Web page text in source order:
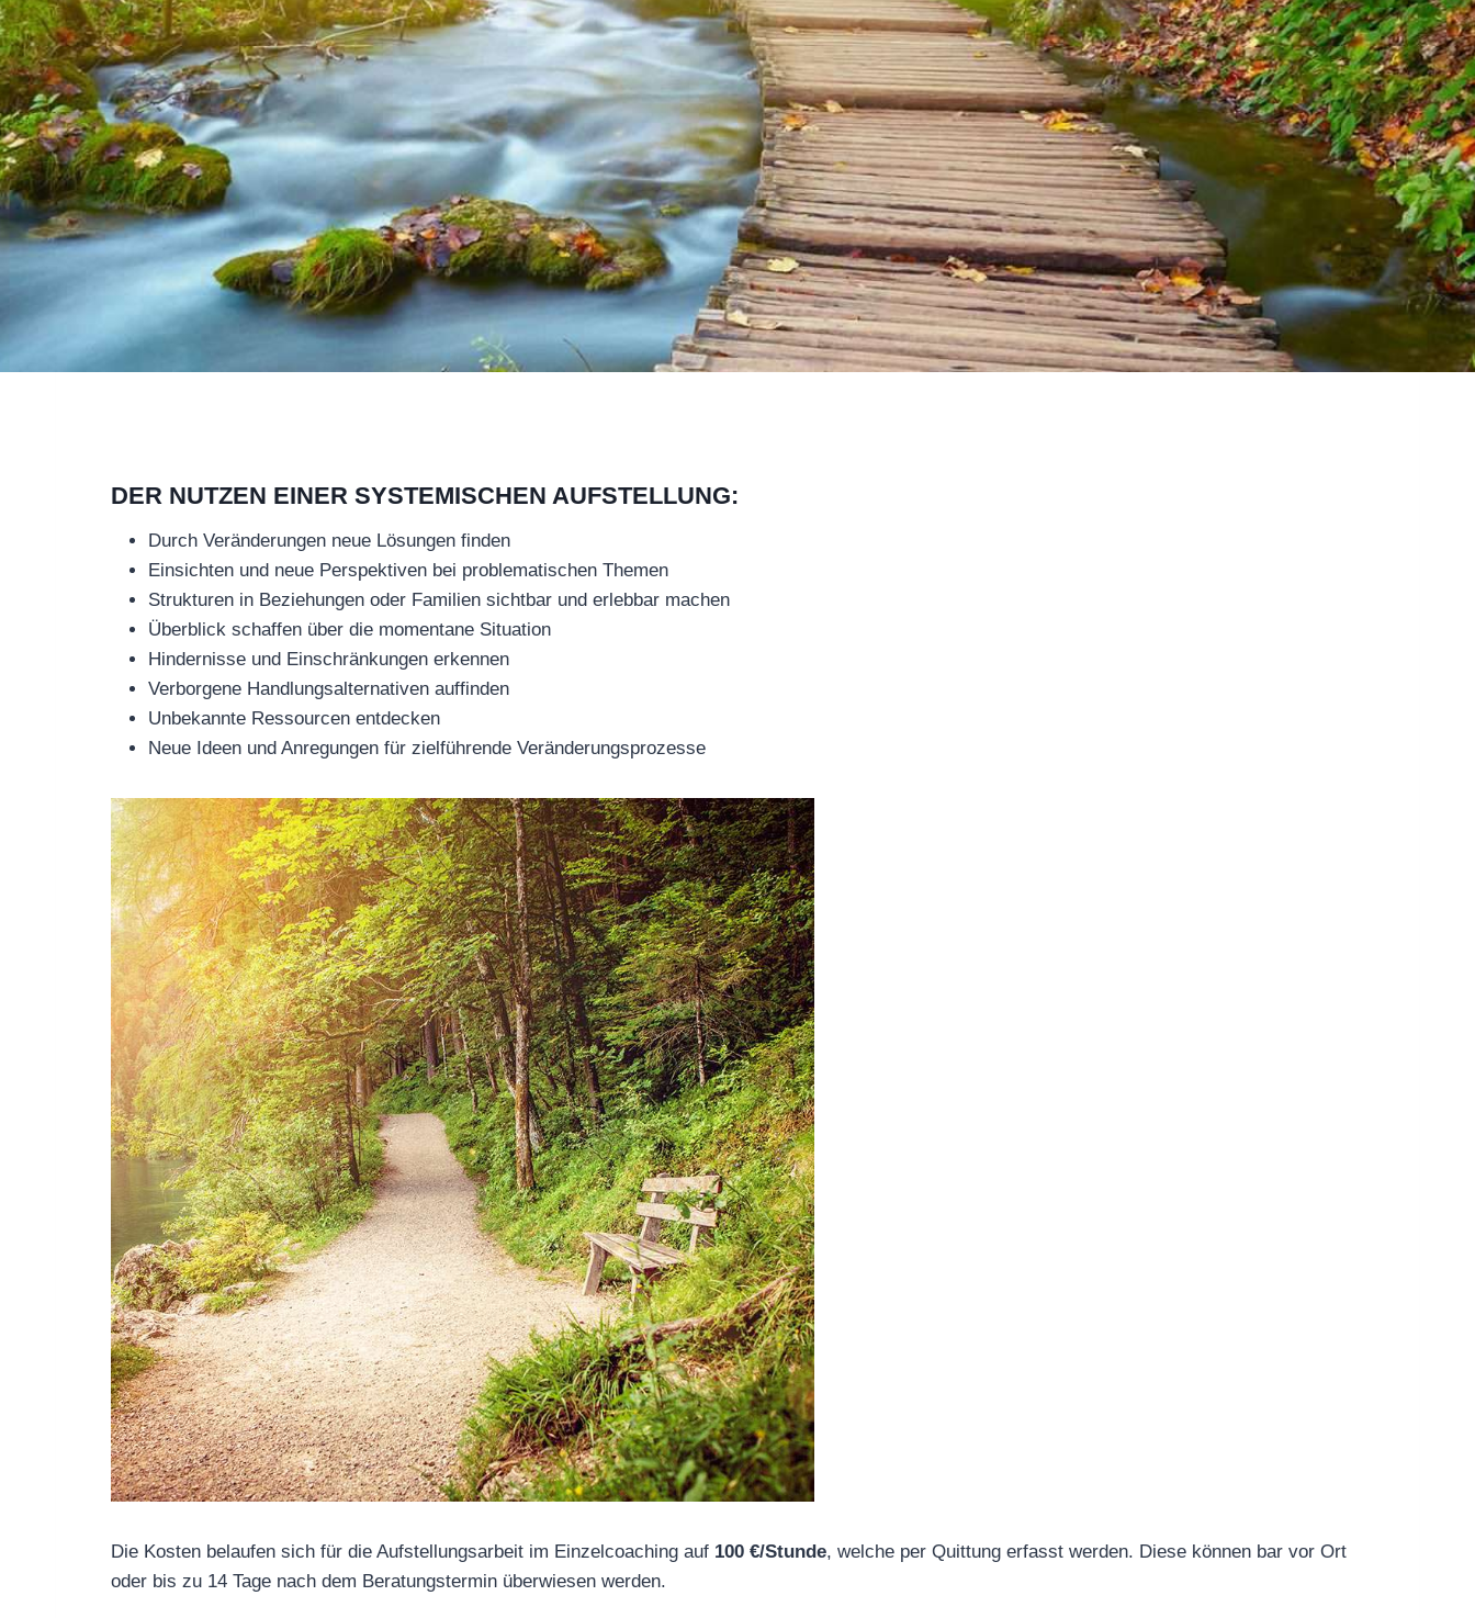
DER NUTZEN EINER SYSTEMISCHEN AUFSTELLUNG:
Durch Veränderungen neue Lösungen finden
Einsichten und neue Perspektiven bei problematischen Themen
Strukturen in Beziehungen oder Familien sichtbar und erlebbar machen
Überblick schaffen über die momentane Situation
Hindernisse und Einschränkungen erkennen
Verborgene Handlungsalternativen auffinden
Unbekannte Ressourcen entdecken
Neue Ideen und Anregungen für zielführende Veränderungsprozesse
Die Kosten belaufen sich für die Aufstellungsarbeit im Einzelcoaching auf 100 €/Stunde, welche per Quittung erfasst werden. Diese können bar vor Ort
oder bis zu 14 Tage nach dem Beratungstermin überwiesen werden.